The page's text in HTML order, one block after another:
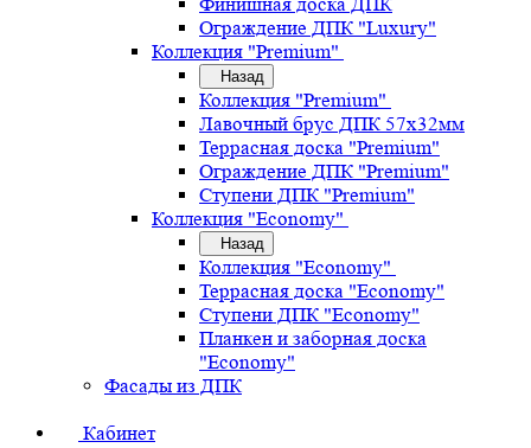
Ограждение ДПК "Luxury"
Коллекция "Premium"
Назад
Коллекция "Premium"
Лавочный брус ДПК 57х32мм
Террасная доска "Premium"
Ограждение ДПК "Premium"
Ступени ДПК "Premium"
Коллекция "Economy"
Назад
Коллекция "Economy"
Террасная доска "Economy"
Ступени ДПК "Economy"
Планкен и заборная доска
"Economy"
Фасады из ДПК
Кабинет